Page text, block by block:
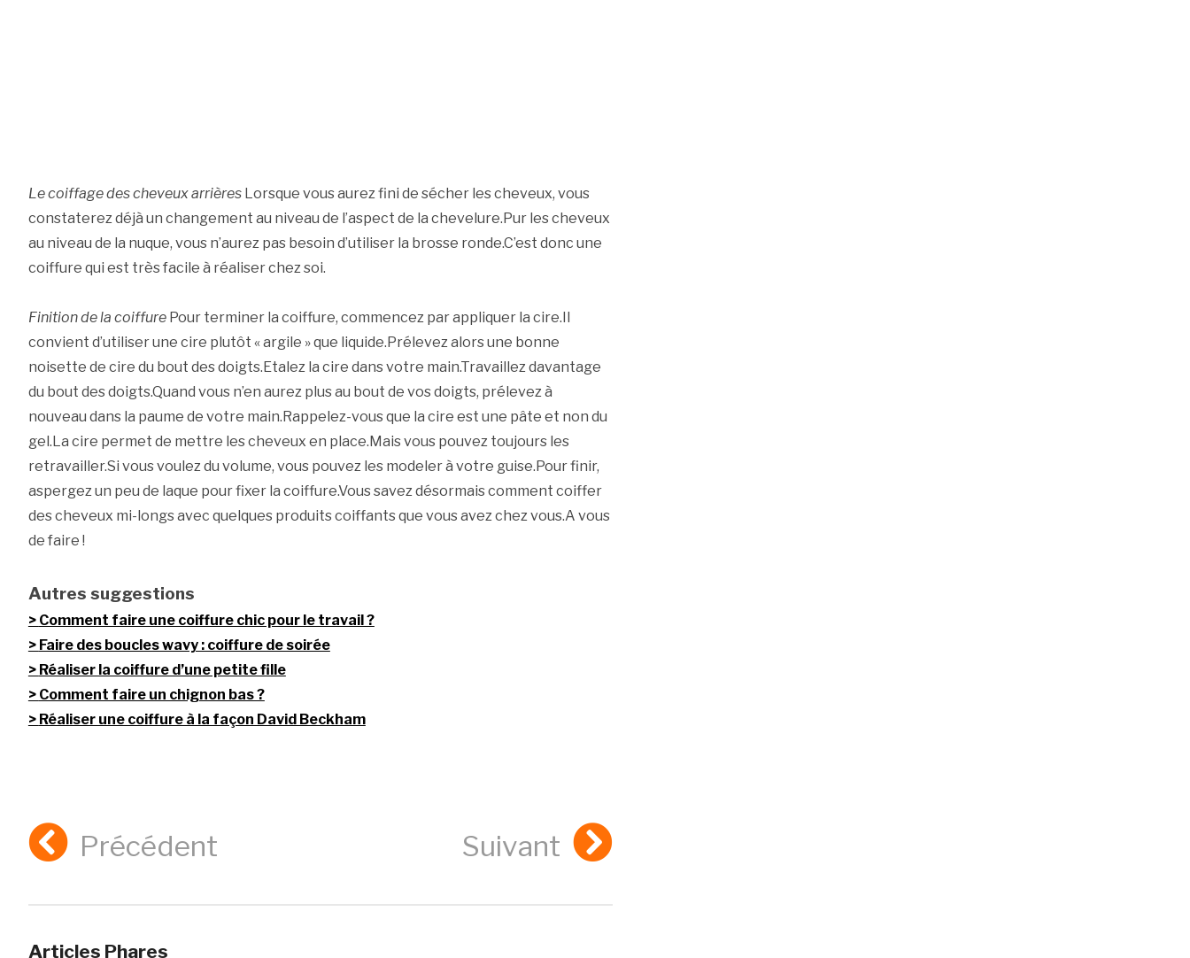
Le coiffage des cheveux arrièresLorsque vous aurez fini de sécher les cheveux, vous
constaterez déjà un changement au niveau de l’aspect de la chevelure.Pur les cheveux
au niveau de la nuque, vous n’aurez pas besoin d’utiliser la brosse ronde.C’est donc une
coiffure qui est très facile à réaliser chez soi.
Finition de la coiffurePour terminer la coiffure, commencez par appliquer la cire.Il
convient d’utiliser une cire plutôt « argile » que liquide.Prélevez alors une bonne
noisette de cire du bout des doigts.Etalez la cire dans votre main.Travaillez davantage
du bout des doigts.Quand vous n’en aurez plus au bout de vos doigts, prélevez à
nouveau dans la paume de votre main.Rappelez-vous que la cire est une pâte et non du
gel.La cire permet de mettre les cheveux en place.Mais vous pouvez toujours les
retravailler.Si vous voulez du volume, vous pouvez les modeler à votre guise.Pour finir,
aspergez un peu de laque pour fixer la coiffure.Vous savez désormais comment coiffer
des cheveux mi-longs avec quelques produits coiffants que vous avez chez vous.A vous
de faire !
Autres suggestions
Comment faire une coiffure chic pour le travail ?
Faire des boucles wavy : coiffure de soirée
Réaliser la coiffure d’une petite fille
Comment faire un chignon bas ?
Réaliser une coiffure à la façon David Beckham
Précédent Suivant
Articles Phares